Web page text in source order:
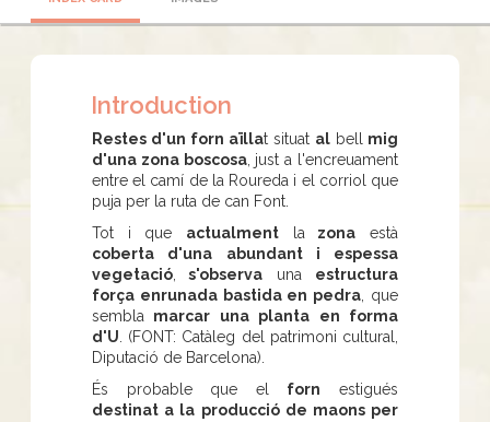
Introduction
Restes d'un forn aïllat situat al bell
mig
d'una zona boscosa, just a l'encreuament
entre el camí de la Roureda i el corriol que
puja per la ruta de can Font.
Tot i que actualment la zona està
coberta d'una abundant i espessa
vegetació
s'observa una estructura
força enrunada bastida en pedra , que
sembla marcar una planta en forma
d'U . (FONT: Catàleg del patrimoni cultural,
Diputació de Barcelona).
És probable que el forn estigués
destinat a la producció de maons per